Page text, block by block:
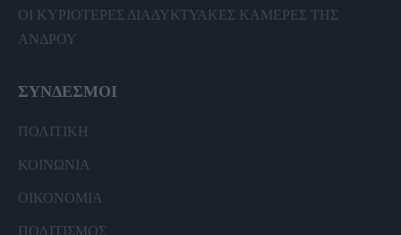
ΟΙ ΚΥΡΙΟΤΕΡΕΣ ΔΙΑΔΥΚΤΥΑΚΕΣ ΚΑΜΕΡΕΣ ΤΗΣ
ΑΝΔΡΟΥ
ΣΥΝΔΕΣΜΟΙ
ΠΟΛΙΤΙΚΗ
ΚΟΙΝΩΝΙΑ
ΟΙΚΟΝΟΜΙΑ
ΠΟΛΙΤΙΣΜΟΣ